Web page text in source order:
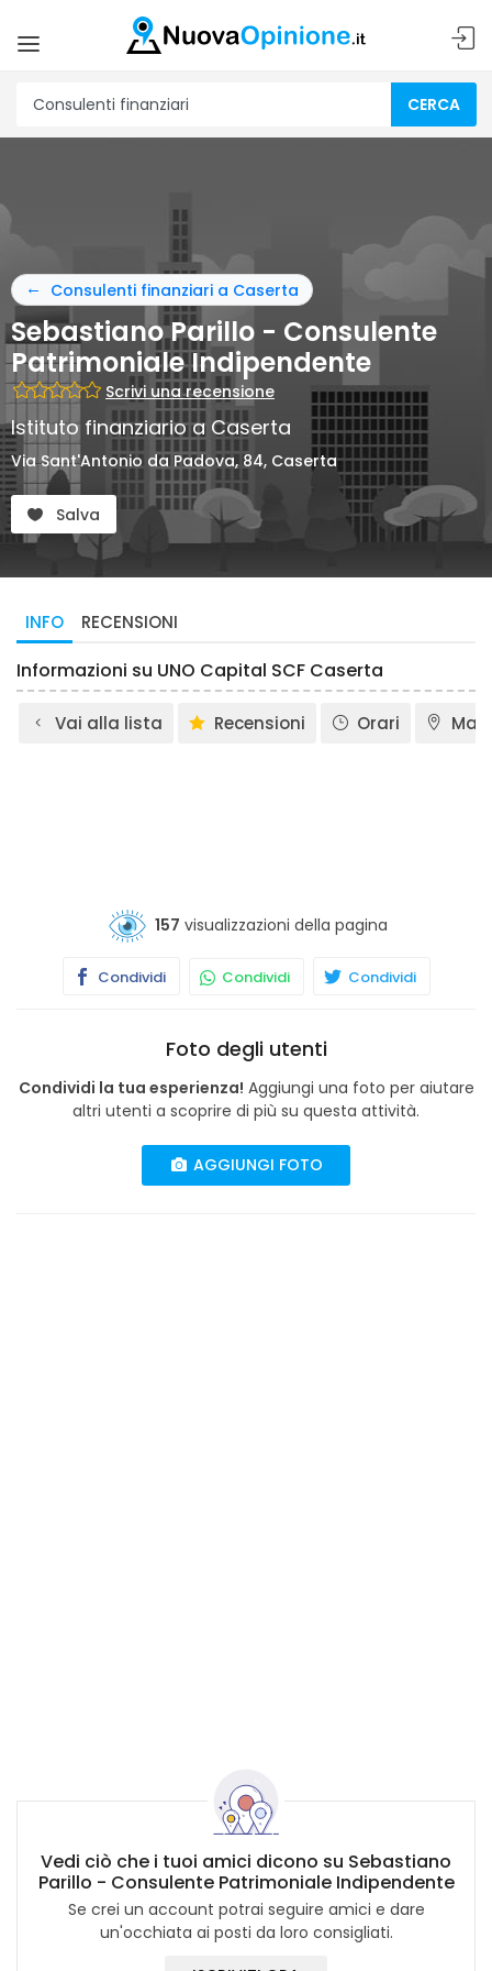
CERCA
Consulenti finanziari a Caserta
Sebastiano Parillo - Consulente
Patrimoniale Indipendente
Scrivi una recensione
Istituto finanziario a Caserta
Via Sant'Antonio da Padova, 84, Caserta
Salva
INFO RECENSIONI
Informazioni su UNO Capital SCF Caserta
Vai alla lista Recensioni Orari
157 visualizzazioni della pagina
Condividi Condividi Condividi
Foto degli utenti
Condividi la tua esperienza! Aggiungi una foto per aiutare
altri utenti a scoprire di più su questa attività.
AGGIUNGI FOTO
Vedi ciò che i tuoi amici dicono su Sebastiano
Parillo - Consulente Patrimoniale Indipendente
Se crei un account potrai seguire amici e dare
un'occhiata ai posti da loro consigliati.